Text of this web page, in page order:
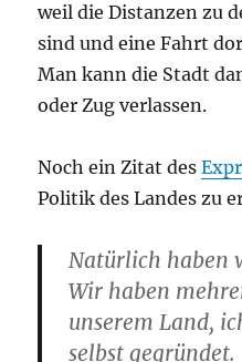
weil die Distanzen zu
sind und eine Fahrt
Man kann die Stadt
oder Zug verlassen.
Noch ein Zitat des
Politik des Landes zu
Natürlich haben
Wir haben
unserem Land,
selbst gegründet.